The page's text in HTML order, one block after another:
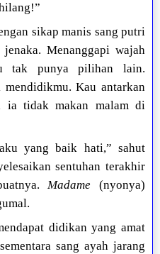
sikap manis sang putri
Menanggapi wajah
tak punya pilihan lain.
Kau antarkan
ia tidak makan malam di
yang baik hati,” sahut
sentuhan terakhir
Madame (nyonya)
didikan yang amat
sang ayah jarang